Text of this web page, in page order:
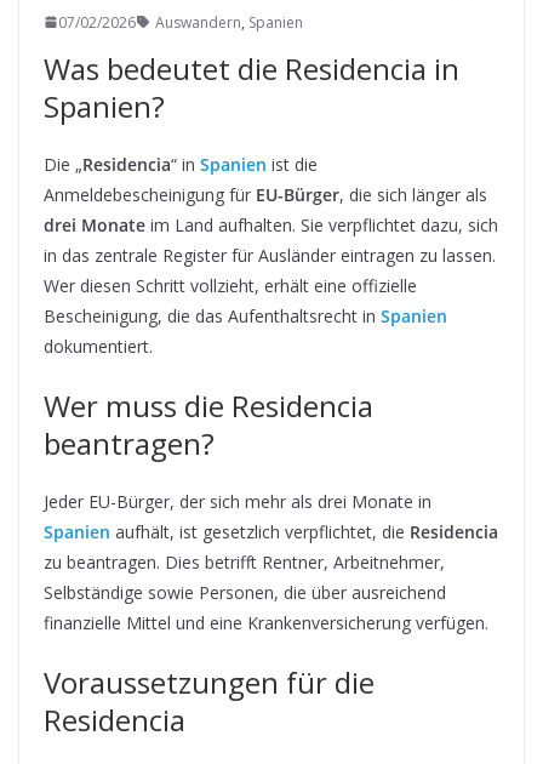
07/02/2026 Auswandern, Spanien
Was bedeutet die Residencia in
Spanien?
Die „Residencia“ in Spanien ist die
Anmeldebescheinigung für EU-Bürger, die sich länger als
drei Monate im Land aufhalten. Sie verpflichtet dazu, sich
in das zentrale Register für Ausländer eintragen zu lassen.
Wer diesen Schritt vollzieht, erhält eine offizielle
Bescheinigung, die das Aufenthaltsrecht in Spanien
dokumentiert.
Wer muss die Residencia
beantragen?
Jeder EU-Bürger, der sich mehr als drei Monate in
Spanien aufhält, ist gesetzlich verpflichtet, die Residencia
zu beantragen. Dies betrifft Rentner, Arbeitnehmer,
Selbständige sowie Personen, die über ausreichend
finanzielle Mittel und eine Krankenversicherung verfügen.
Voraussetzungen für die
Residencia